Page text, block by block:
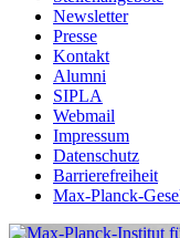
Newsletter
Presse
Kontakt
Alumni
SIPLA
Webmail
Impressum
Datenschutz
Barrierefreiheit
Max-Planck-